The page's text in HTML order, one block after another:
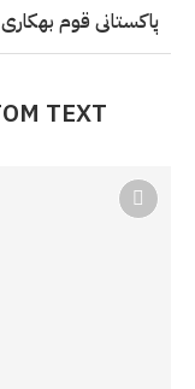
پاکستانی قوم
TEXT